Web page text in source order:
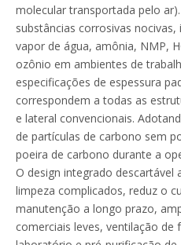
Filtro de Ar de Malha de Nylon Primário
molecular transportada pelo
substâncias corrosivas nocivas,
vapor de água, amônia, NMP,
ozônio em ambientes de
especificações de espessura
correspondem a todas as
e lateral convencionais.
de partículas de carbono sem
poeira de carbono durante a
O design integrado descartável
limpeza complicados, reduz o
manutenção a longo prazo,
comerciais leves, ventilação